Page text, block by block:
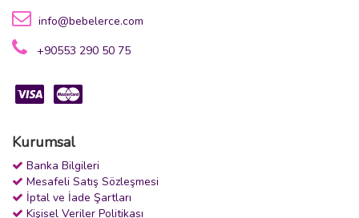
info@bebelerce.com
+90553 290 50 75
Kurumsal
Banka Bilgileri
Mesafeli Satış Sözleşmesi
İptal ve İade Şartları
Kişisel Veriler Politikası